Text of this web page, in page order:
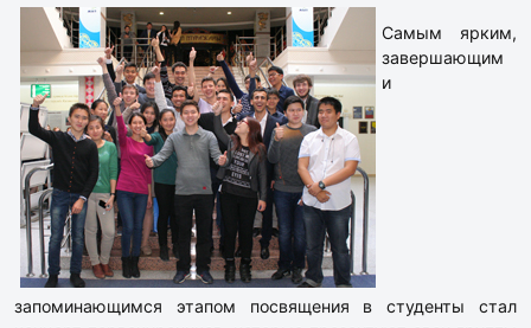
Самым ярким,
завершающим
и
запоминающимся этапом посвящения в студенты стал